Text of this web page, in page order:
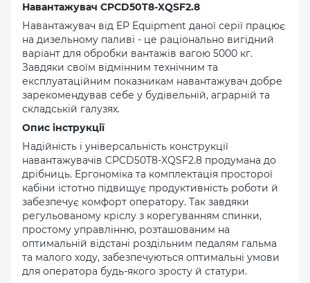
Навантажувач CPCD50T8-XQSF2.8
Навантажувач від EP Equipment даної серії працює
на дизельному паливі - це раціонально вигідний
варіант для обробки вантажів вагою 5000 кг.
Завдяки своїм відмінним технічним та
експлуатаційним показникам навантажувач добре
зарекомендував себе у будівельній, аграрній та
складській галузях.
Опис інструкції
Надійність і універсальність конструкції
навантажувачів CPCD50T8-XQSF2.8 продумана до
дрібниць. Ергономіка та комплектація просторої
кабіни істотно підвищує продуктивність роботи й
забезпечує комфорт оператору. Так завдяки
регульованому кріслу з корегуванням спинки,
простому управлінню, розташованим на
оптимальній відстані роздільним педалям гальма
та малого ходу, забезпечуються оптимальні умови
для оператора будь-якого зросту й статури.